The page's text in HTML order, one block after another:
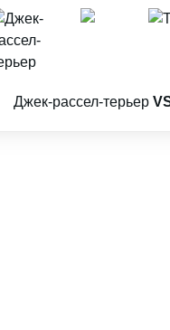
Джек-рассел-терьер